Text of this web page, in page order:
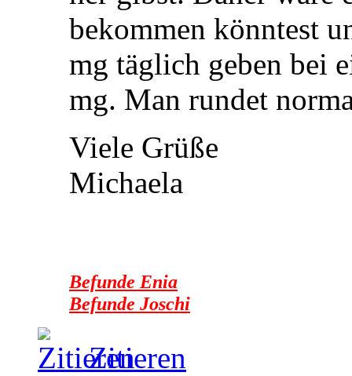
bekommen könntest
mg täglich geben bei
mg. Man rundet
Viele Grüße
Michaela
Befunde Enia
Befunde Joschi
Zitieren